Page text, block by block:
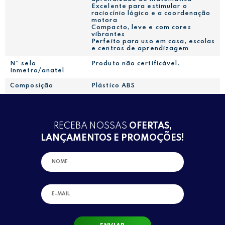
Excelente para estimular o
raciocínio lógico e a coordenação
motora
Compacto, leve e com cores
vibrantes
Perfeito para uso em casa, escolas
e centros de aprendizagem
Nº selo
Inmetro/anatel
Produto não certificável.
Composição Plástico ABS
RECEBA NOSSAS OFERTAS,
LANÇAMENTOS E PROMOÇÕES!